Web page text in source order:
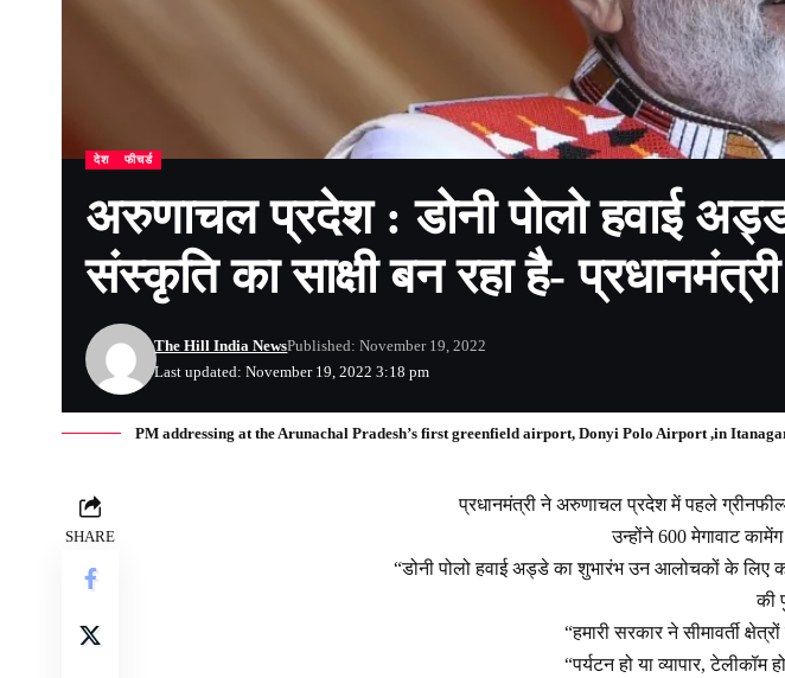
देश फीचर्ड
अरुणाचल प्रदेश : डोनी पोलो हवाई
संस्कृति का साक्षी बन रहा है- प्रधानमंत्री
Last updated: November 19, 2022 3:18 pm
The Hill India NewsPublished: November 19, 2022
PM addressing at the Arunachal Pradesh’s first greenfield airport, Donyi Polo Airport ,in
SHARE
प्रधानमंत्री ने अरुणाचल प्रदेश में पहले
उन्होंने 600 मेगावाट
“डोनी पोलो हवाई अड्डे का शुभारंभ उन आलोचकों के लिए
की
“हमारी सरकार ने सीमावर्ती
“पर्यटन हो या व्यापार, टेलीकॉम